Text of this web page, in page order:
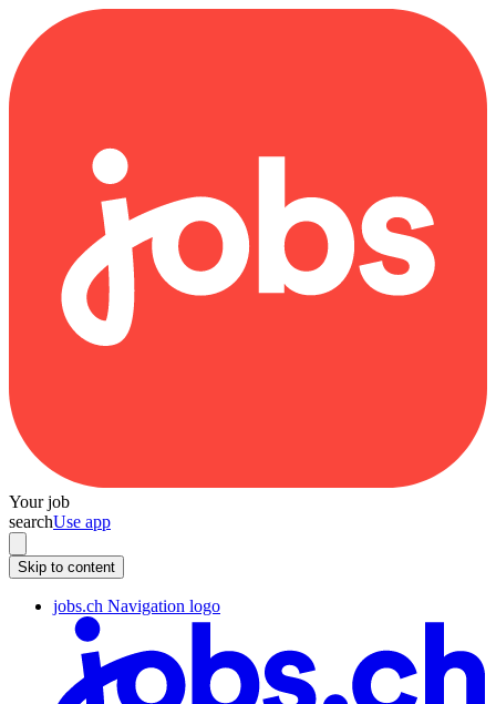
Your job
searchUse app
Skip to content
jobs.ch Navigation logo